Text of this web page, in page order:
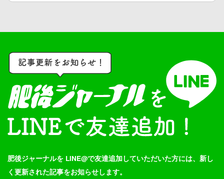
肥後ジャーナルを LINE@で友達追加していただいた方には、新し
く更新された記事をお知らせします。